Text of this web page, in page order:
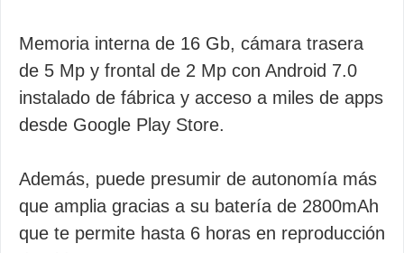
Memoria interna de 16 Gb, cámara trasera
de 5 Mp y frontal de 2 Mp con Android 7.0
instalado de fábrica y acceso a miles de apps
desde Google Play Store.
Además, puede presumir de autonomía más
que amplia gracias a su batería de 2800mAh
que te permite hasta 6 horas en reproducción